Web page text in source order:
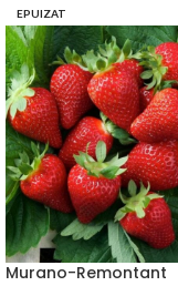
EPUIZAT
Murano-Remontant